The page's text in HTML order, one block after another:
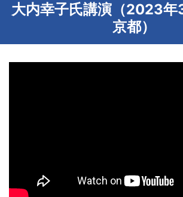
大内幸子氏講演（2023年
京都）